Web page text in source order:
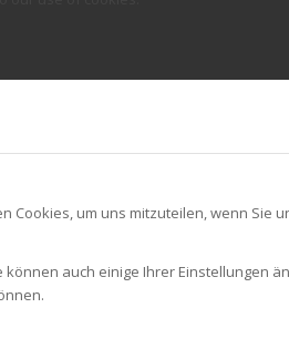
um uns mitzuteilen, wenn
auch einige Ihrer Einstellungen